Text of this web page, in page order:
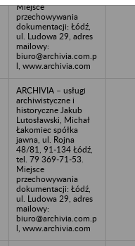
Miejsce
przechowywania
dokumentacji: Łódź,
ul. Ludowa 29, adres
mailowy:
biuro@archivia.com.p
l, www.archivia.com
ARCHIVIA – usługi
archiwistyczne i
historyczne Jakub
Lutosławski, Michał
Łakomiec spółka
jawna, ul. Rojna
48/81, 91-134 Łódź,
tel. 79 369-71-53.
Miejsce
przechowywania
dokumentacji: Łódź,
ul. Ludowa 29, adres
mailowy:
biuro@archivia.com.p
l, www.archivia.com